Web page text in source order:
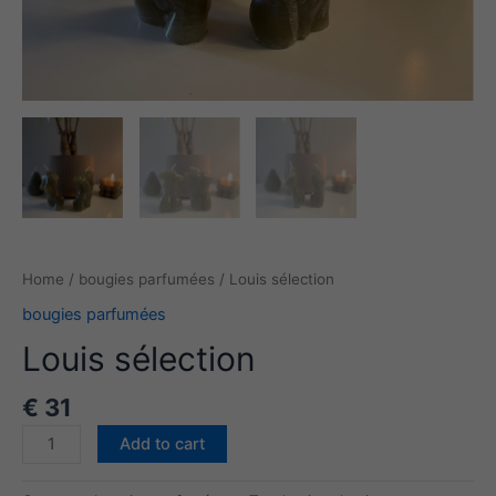
Home / bougies parfumées / Louis sélection
bougies parfumées
Louis sélection
€ 31
Louis
Add to cart